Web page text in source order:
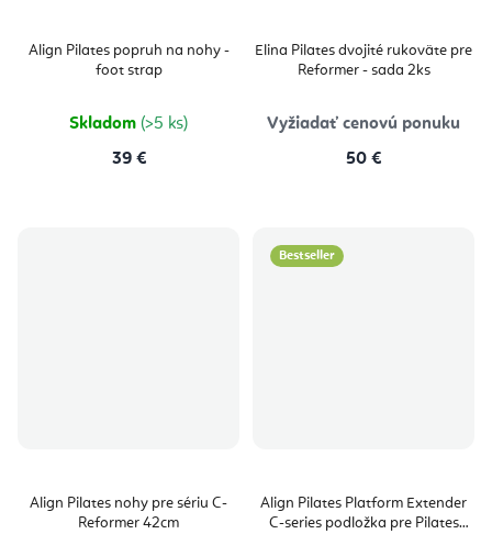
Align Pilates popruh na nohy -
foot strap
Skladom (>5 ks)
39 €
Elina Pilates dvojité rukoväte pre
Reformer - sada 2ks
Vyžiadať cenovú ponuku
50 €
Align Pilates nohy pre sériu C-
Reformer 42cm
Bestseller
Align Pilates Platform Extender
C-series podložka pre Pilates